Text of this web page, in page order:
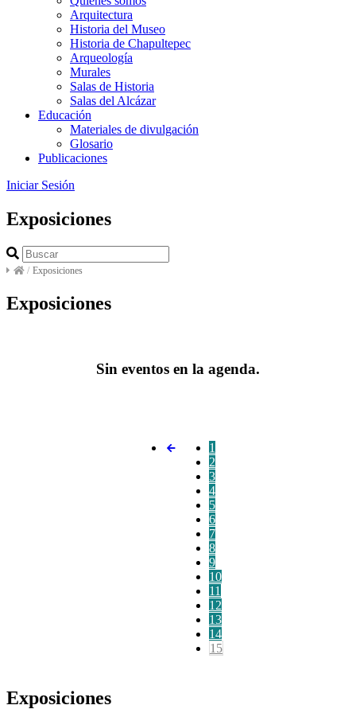
Arquitectura
Historia del Museo
Historia de Chapultepec
Arqueología
Murales
Salas de Historia
Salas del Alcázar
Educación
Materiales de divulgación
Glosario
Publicaciones
Iniciar Sesión
Exposiciones
/ Exposiciones
Exposiciones
Sin eventos en la agenda.
1
2
3
4
5
6
7
8
9
10
11
12
13
14
15
Exposiciones